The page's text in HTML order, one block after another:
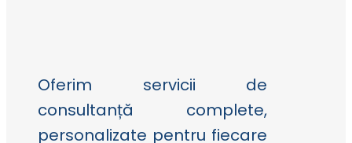
Oferim servicii de
consultanță complete,
personalizate pentru fiecare